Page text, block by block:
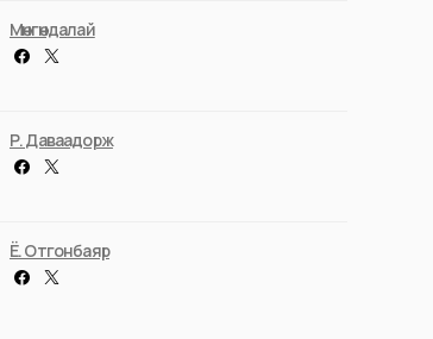
Мөнгөндалай
Р. Даваадорж
Ё. Отгонбаяр